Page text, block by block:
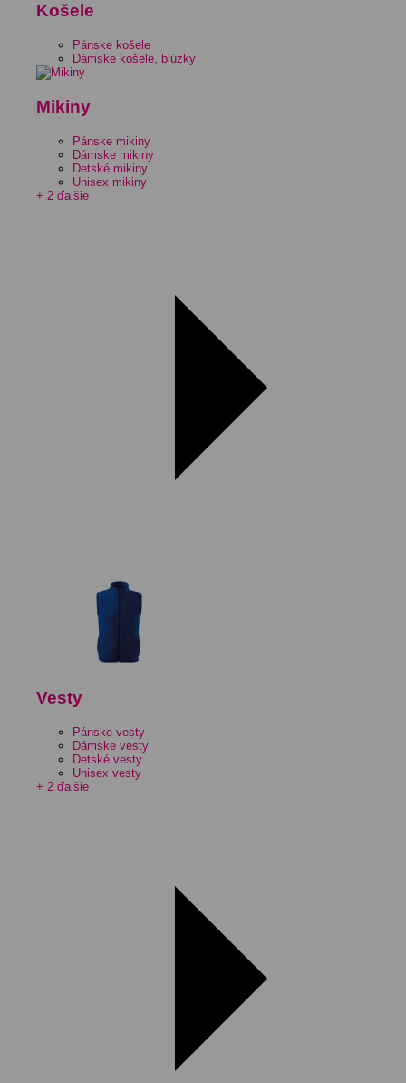
Košele
Pánske košele
Dámske košele, blúzky
Mikiny
Pánske mikiny
Dámske mikiny
Detské mikiny
Unisex mikiny
+ 2 ďalšie
Vesty
Pánske vesty
Dámske vesty
Detské vesty
Unisex vesty
+ 2 ďalšie